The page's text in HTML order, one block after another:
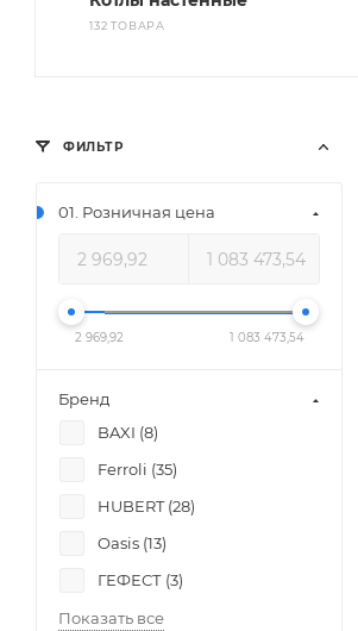
132 ТОВАРА
ФИЛЬТР
01. Розничная цена
2 969,92 1 083 473,54
Бренд
BAXI (8)
Ferroli (35)
HUBERT (28)
Oasis (13)
ГЕФЕСТ (3)
Показать все